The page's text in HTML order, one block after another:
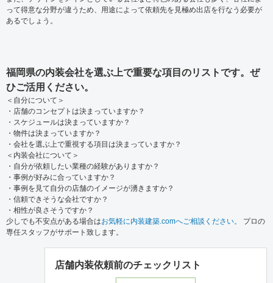
って得意な分野が違うため、用途によって依頼先を見極め出店を行なう必要が
あるでしょう。
福岡県の内装会社を選ぶ上で重要な項目のリストです。ぜ
ひご活用ください。
＜自分について＞
・店舗のコンセプトは決まっていますか？
・スケジュールは決まっていますか？
・物件は決まっていますか？
・会社を選ぶ上で重視する項目は決まっていますか？
＜内装会社について＞
・自分が依頼したい業種の経験がありますか？
・事例が好みに合っていますか？
・事例を見て自分の店舗のイメージが湧きますか？
・信頼できそうな会社ですか？
・相性が良さそうですか？
少しでも不安点がある場合はお気軽に内装建築.comへご相談ください。
プロの
専任スタッフがサポート致します。
店舗内装依頼前のチェックリスト